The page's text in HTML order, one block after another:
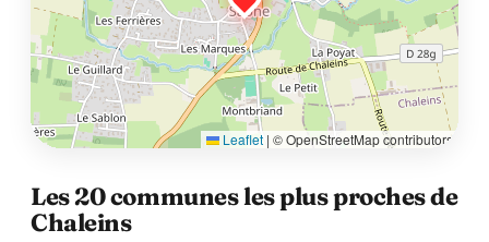
Leaflet | © OpenStreetMap contributors
Les 20 communes les plus proches de
Chaleins